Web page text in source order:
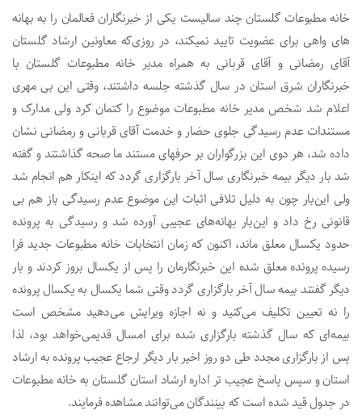
خانه مطبوعات گلستان چند سالیست یکی از خبرنگاران فعالمان را به بهانه
های واهی برای عضویت تایید نمیکند، در روزی‌که معاونین ارشاد گلستان
آقای رمضانی و آقای قربانی به همراه مدیر خانه مطبوعات گلستان با
خبرنگاران شرق استان در سال گذشته جلسه داشتند، وقتی این بی مهری
اعلام شد شخص مدیر خانه مطبوعات موضوع را کتمان کرد ولی مدارک و
مستندات عدم رسیدگی جلوی حضار و خدمت آقای قربانی و رمضانی نشان
داده شد، هر دوی این بزرگواران بر حرفهای مستند ما صحه گذاشتند و گفته
شد بار دیگر بیمه خبرنگاری سال آخر بارگزاری گردد که اینکار هم‌ انجام شد
ولی این‌بار چون به دلیل تلافی اثبات این موضوع عدم رسیدگی باز هم بی
قانونی رخ داد و این‌بار بهانه‌های عجیبی آورده شد و رسیدگی به پرونده
حدود یکسال معلق ماند، اکنون که زمان انتخابات خانه مطبوعات جدید فرا
رسیده پرونده معلق شده این خبرنگارمان را پس از یکسال بروز کردند و بار
دیگر گفتند بیمه سال آخر بارگزاری گردد وقتی شما یکسال به یکسال پرونده
را نه تعیین تکلیف می‌کنید و نه اجازه ویرایش می‌دهید مشخص است
بیمه‌ای که سال گذشته بارگزاری شده برای امسال قدیمی‌خواهد بود، لذا
پس‌ از بارگزاری مجدد طی دو روز اخیر بار دیگر ارجاع عجیب پرونده به ارشاد
استان و سپس پاسخ عجیب تر اداره ارشاد استان گلستان به خانه مطبوعات
در جدول قید شده است که بینندگان می‌توانند مشاهده فرمایند.